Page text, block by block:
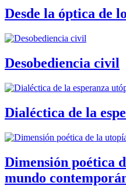
Desde la óptica de
Desobediencia civil
Dialéctica de la
Dimensión poética
mundo